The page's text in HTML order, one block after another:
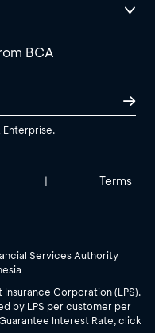
BCA
Enterprise.
| Terms
Services Authority
Corporation (LPS).
by LPS per customer per
Interest Rate, click